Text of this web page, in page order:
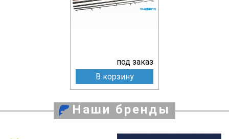
под заказ
В корзину
Наши бренды